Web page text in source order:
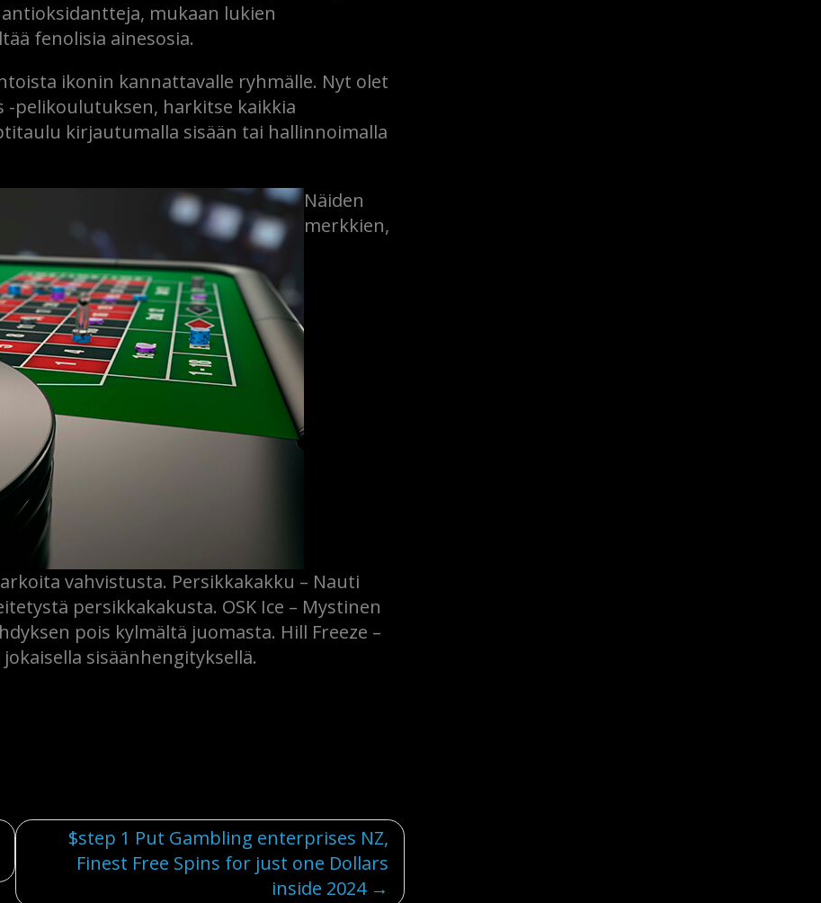
mukaan lukien
fenolisia ainesosia.
ikonin kannattavalle ryhmälle. Nyt olet
-pelikoulutuksen, harkitse kaikkia
kirjautumalla sisään tai hallinnoimalla
Näiden
merkkien,
vahvistusta. Persikkakakku – Nauti
persikkakakusta. OSK Ice – Mystinen
pois kylmältä juomasta. Hill Freeze –
sisäänhengityksellä.
$step 1 Put Gambling enterprises NZ,
Finest Free Spins for just one Dollars
inside 2024